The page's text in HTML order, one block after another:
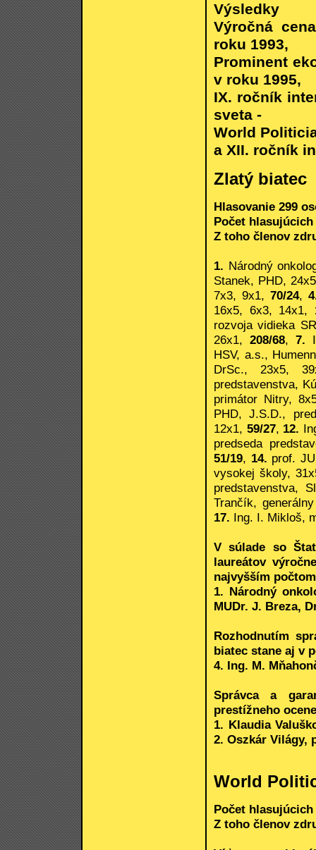
Výsledky
Výročná
roku 1993,
Prominent
v roku 1995,
IX. ročník
sveta -
World
a XII. ročník
Zlatý biatec
Hlasovanie 299
Počet
Z toho členov
1. Národný
Stanek, PHD,
7x3, 9x1,70/24,
16x5, 6x3, 14x1,
rozvoja vidieka
26x1, 208/68, 7.
HSV, a.s.,
DrSc., 23x5,
predstavenstva,
primátor Nitry,
PHD, J.S.D.,
12x1, 59/27, 12.
predseda
51/19, 14. prof.
vysokej školy,
predstavenstva,
Trančík,
17. Ing. I. Mikloš,
V súlade so
laureátov
najvyšším
1. Národný
MUDr. J. Breza,
Rozhodnutím
biatec stane aj v
4. Ing. M.
Správca a
prestížneho
1. Klaudia
2. Oszkár Világy,
World
Počet
Z toho členov